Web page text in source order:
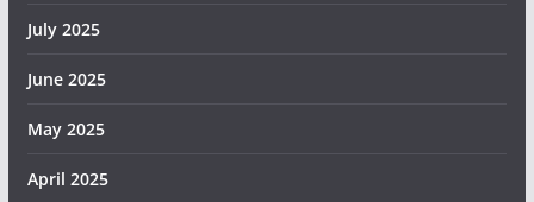
July 2025
June 2025
May 2025
April 2025